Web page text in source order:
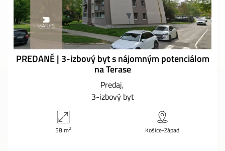
PREDANÉ | 3-izbový byt s nájomným potenciálom
na Terase
Predaj
3-izbový byt
58 m2 Košice-Západ